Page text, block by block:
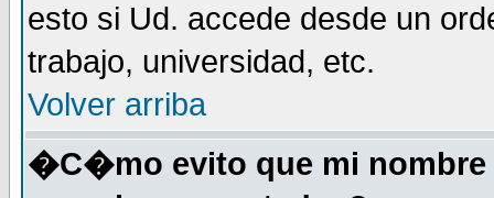
esto si Ud. accede desde un
trabajo, universidad, etc.
Volver arriba
�C�mo evito que mi nombre